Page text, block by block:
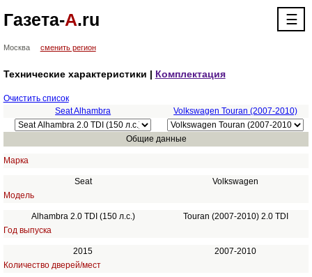
Газета-А.ru ☰
Москва сменить регион
Технические характеристики | Комплектация
Очистить список
Seat Alhambra
Volkswagen Touran (2007-2010)
Общие данные
Марка
Seat
Volkswagen
Модель
Alhambra 2.0 TDI (150 л.с.)
Touran (2007-2010) 2.0 TDI
Год выпуска
2015
2007-2010
Количество дверей/мест